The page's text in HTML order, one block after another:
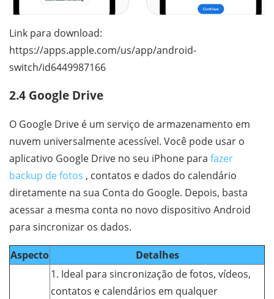
Link para download:
https://apps.apple.com/us/app/android-
switch/id6449987166
2.4 Google Drive
O Google Drive é um serviço de armazenamento em
nuvem universalmente acessível. Você pode usar o
aplicativo Google Drive no seu iPhone para fazer
backup de fotos , contatos e dados do calendário
diretamente na sua Conta do Google. Depois, basta
acessar a mesma conta no novo dispositivo Android
para sincronizar os dados.
Aspecto Detalhes
1. Ideal para sincronização de fotos, vídeos,
contatos e calendários em qualquer